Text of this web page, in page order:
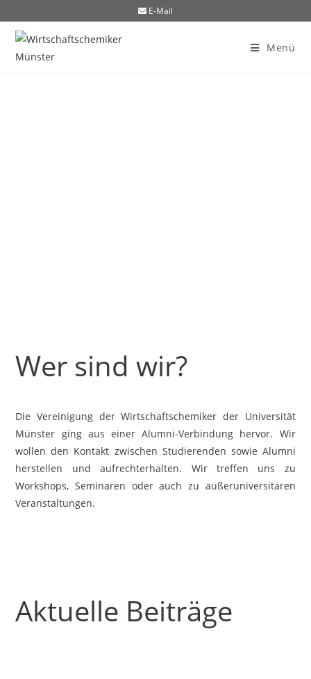
E-Mail
Menü
Wer sind wir?
Die Vereinigung der Wirtschaftschemiker der Universität
Münster ging aus einer Alumni-Verbindung hervor. Wir
wollen den Kontakt zwischen Studierenden sowie Alumni
herstellen und aufrechterhalten. Wir treffen uns zu
Workshops, Seminaren oder auch zu außeruniversitären
Veranstaltungen.
Aktuelle Beiträge